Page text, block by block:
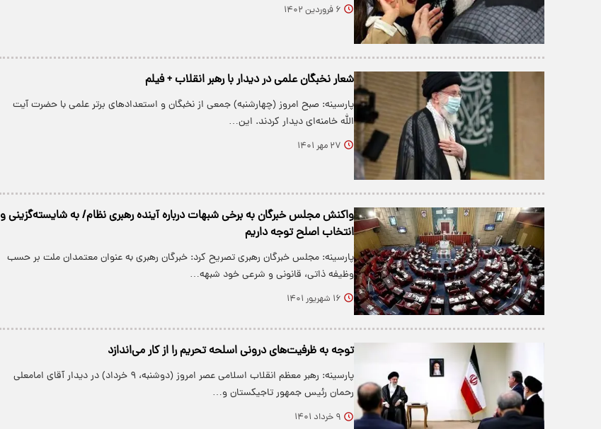
۶ فروردین ۱۴۰۲
شعار نخبگان علمی در دیدار با رهبر انقلاب + فیلم
پارسینه: صبح امروز (چهارشنبه) جمعی از نخبگان و استعدادهای برتر علمی با حضرت آیت
الله خامنه‌ای دیدار کردند. این…
۲۷ مهر ۱۴۰۱
واکنش مجلس خبرگان به برخی شبهات درباره آینده رهبری نظام/ به شایسته‌گزینی و
انتخاب اصلح توجه داریم
پارسینه: مجلس خبرگان رهبری تصریح کرد: خبرگان رهبری به عنوان معتمدان ملت بر حسب
وظیفه ذاتی، قانونی و شرعی خود شبهه…
۱۶ شهریور ۱۴۰۱
توجه به ظرفیت‌های درونی اسلحه تحریم را از کار می‌اندازد
پارسینه: رهبر معظم انقلاب اسلامی عصر امروز (دوشنبه، ۹ خرداد) در دیدار آقای امامعلی
رحمان رئیس جمهور تاجیکستان و…
۹ خرداد ۱۴۰۱